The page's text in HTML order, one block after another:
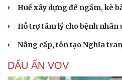
Huế xây dựng đê ngầm, kè
Hỗ trợ tâm lý cho bệnh nhân
Nâng cấp, tôn tạo Nghĩa
DẤU ẤN VOV